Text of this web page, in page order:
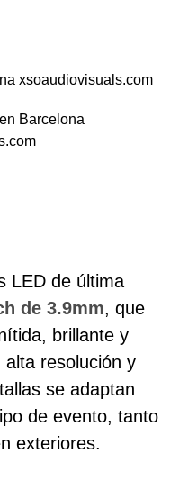
LED de última
de 3.9mm, que
brillante y
resolución y
se adaptan
de evento, tanto
exteriores.